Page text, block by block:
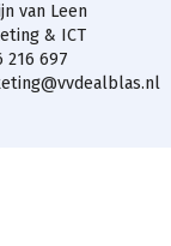
van Leen
& ICT
216 697